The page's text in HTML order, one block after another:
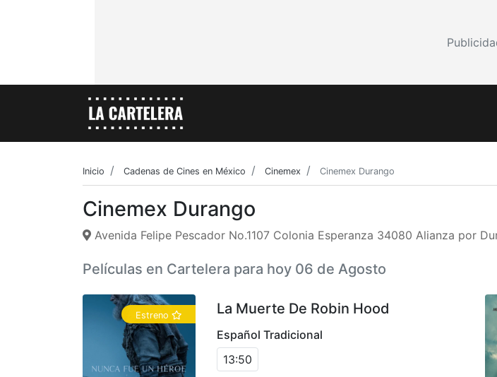
Inicio Cadenas de Cines en México Cinemex Cinemex Durango
Cinemex Durango
Avenida Felipe Pescador No.1107 Colonia Esperanza 34080 Alianza por
Películas en Cartelera para hoy 06 de Agosto
Estreno La Muerte De Robin Hood
Español Tradicional
13:50